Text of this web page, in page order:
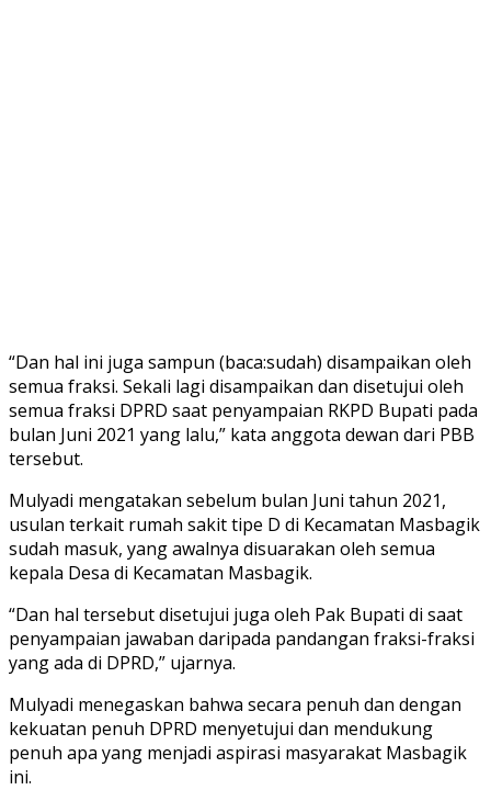
“Dan hal ini juga sampun (baca:sudah) disampaikan oleh
semua fraksi. Sekali lagi disampaikan dan disetujui oleh
semua fraksi DPRD saat penyampaian RKPD Bupati pada
bulan Juni 2021 yang lalu,” kata anggota dewan dari PBB
tersebut.
Mulyadi mengatakan sebelum bulan Juni tahun 2021,
usulan terkait rumah sakit tipe D di Kecamatan Masbagik
sudah masuk, yang awalnya disuarakan oleh semua
kepala Desa di Kecamatan Masbagik.
“Dan hal tersebut disetujui juga oleh Pak Bupati di saat
penyampaian jawaban daripada pandangan fraksi-fraksi
yang ada di DPRD,” ujarnya.
Mulyadi menegaskan bahwa secara penuh dan dengan
kekuatan penuh DPRD menyetujui dan mendukung
penuh apa yang menjadi aspirasi masyarakat Masbagik
ini.